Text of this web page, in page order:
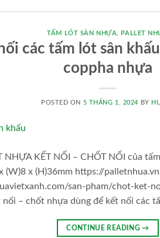
TẤM LÓT SÀN NHỰA PALLET
các tấm lót sân
coppha nhựa
POSTED ON 5 THÁNG 1, 2024 BY
NHỰA KẾT NỐI – CHỐT NỐI của
(W)8 x (H)36mm https://
san-pham/chot-ket-
– chốt nhựa dùng để kết nối các
CONTINUE READING→